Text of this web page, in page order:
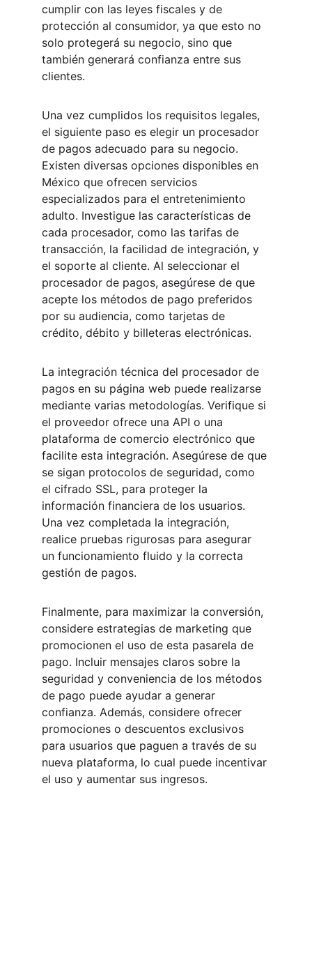
cumplir con las leyes fiscales y de
protección al consumidor, ya que esto no
solo protegerá su negocio, sino que
también generará confianza entre sus
clientes.
Una vez cumplidos los requisitos legales,
el siguiente paso es elegir un procesador
de pagos adecuado para su negocio.
Existen diversas opciones disponibles en
México que ofrecen servicios
especializados para el entretenimiento
adulto. Investigue las características de
cada procesador, como las tarifas de
transacción, la facilidad de integración, y
el soporte al cliente. Al seleccionar el
procesador de pagos, asegúrese de que
acepte los métodos de pago preferidos
por su audiencia, como tarjetas de
crédito, débito y billeteras electrónicas.
La integración técnica del procesador de
pagos en su página web puede realizarse
mediante varias metodologías. Verifique si
el proveedor ofrece una API o una
plataforma de comercio electrónico que
facilite esta integración. Asegúrese de que
se sigan protocolos de seguridad, como
el cifrado SSL, para proteger la
información financiera de los usuarios.
Una vez completada la integración,
realice pruebas rigurosas para asegurar
un funcionamiento fluido y la correcta
gestión de pagos.
Finalmente, para maximizar la conversión,
considere estrategias de marketing que
promocionen el uso de esta pasarela de
pago. Incluir mensajes claros sobre la
seguridad y conveniencia de los métodos
de pago puede ayudar a generar
confianza. Además, considere ofrecer
promociones o descuentos exclusivos
para usuarios que paguen a través de su
nueva plataforma, lo cual puede incentivar
el uso y aumentar sus ingresos.